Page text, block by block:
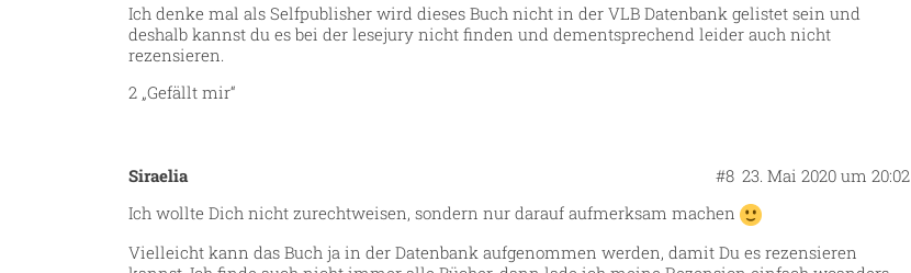
Ich denke mal als Selfpublisher wird dieses Buch nicht in der VLB Datenbank gelistet sein und
deshalb kannst du es bei der lesejury nicht finden und dementsprechend leider auch nicht
rezensieren.
2 „Gefällt mir“
Siraelia 23. Mai 2020 um 20:02
#8
Ich wollte Dich nicht zurechtweisen, sondern nur darauf aufmerksam machen
Vielleicht kann das Buch ja in der Datenbank aufgenommen werden, damit Du es rezensieren